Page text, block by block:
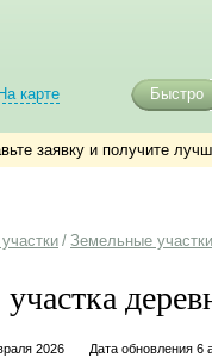
На карте Быстро
заявку и получите
/ Земельные
2026 Дата обновления 6